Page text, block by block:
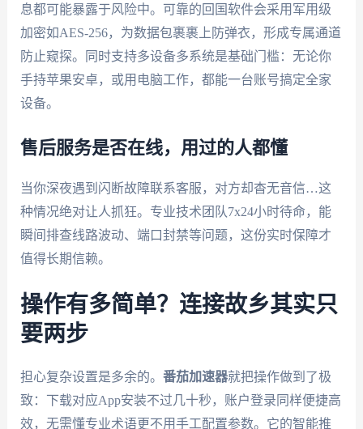
息都可能暴露于风险中。可靠的回国软件会采用军用级
加密如AES-256，为数据包裹裹上防弹衣，形成专属通道
防止窥探。同时支持多设备多系统是基础门槛：无论你
手持苹果安卓，或用电脑工作，都能一台账号搞定全家
设备。
售后服务是否在线，用过的人都懂
当你深夜遇到闪断故障联系客服，对方却杳无音信…这
种情况绝对让人抓狂。专业技术团队7x24小时待命，能
瞬间排查线路波动、端口封禁等问题，这份实时保障才
值得长期信赖。
操作有多简单？连接故乡其实只
要两步
担心复杂设置是多余的。 番茄加速器就把操作做到了极
致：下载对应App安装不过几十秒，账户登录同样便捷高
效，无需懂专业术语更不用手工配置参数。它的智能推